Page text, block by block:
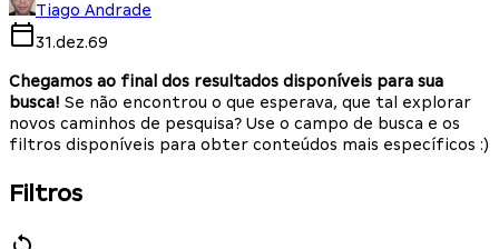
Tiago Andrade
31.dez.69
Chegamos ao final dos resultados disponíveis para sua
busca! Se não encontrou o que esperava, que tal explorar
novos caminhos de pesquisa? Use o campo de busca e os
filtros disponíveis para obter conteúdos mais específicos :)
Filtros